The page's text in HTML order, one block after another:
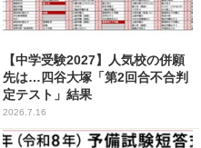
【中学受験2027】人気校の併願
先は…四谷大塚「第2回合不合判
定テスト」結果
2026.7.16